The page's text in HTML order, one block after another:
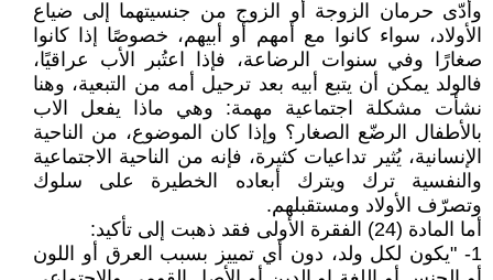
وأدّى حرمان الزوجة أو الزوج من جنسيتهما إلى ضياع
الأولاد، سواء كانوا مع أمهم أو أبيهم، خصوصًا إذا كانوا
صغارًا وفي سنوات الرضاعة، فإذا اعتُبر الأب عراقيًا،
فالولد يمكن أن يتبع أبيه بعد ترحيل أمه من التبعية، وهنا
نشأت مشكلة اجتماعية مهمة: وهي ماذا يفعل الاب
بالأطفال الرضّع الصغار؟ وإذا كان الموضوع، من الناحية
الإنسانية، يُثير تداعيات كثيرة، فإنه من الناحية الاجتماعية
والنفسية ترك ويترك أبعاده الخطيرة على سلوك
وتصرّف الأولاد ومستقبلهم.
أما المادة (24) الفقرة الأولى فقد ذهبت إلى تأكيد:
1- "يكون لكل ولد، دون أي تمييز بسبب العرق أو اللون